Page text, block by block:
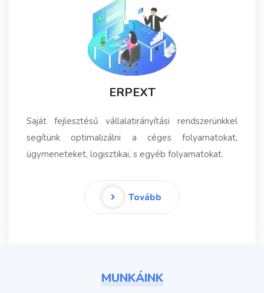
ERPEXT
Saját fejlesztésű vállalatirányítási rendszerünkkel
segítünk optimalizálni a céges folyamatokat,
ügymeneteket, logisztikai, s egyéb folyamatokat.
Tovább
MUNKÁINK